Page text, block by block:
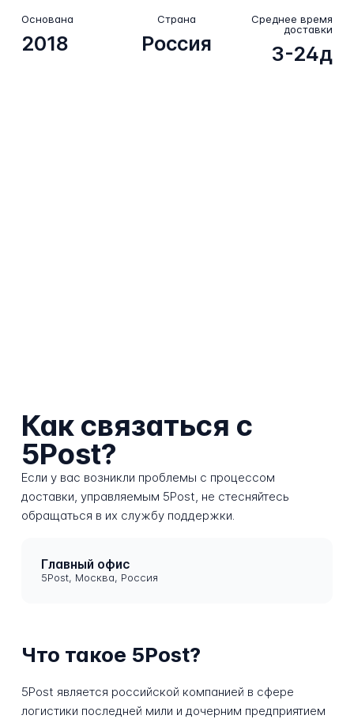
Основана
2018
Страна
Россия
Среднее время
доставки
3-24д
Как связаться с
5Post?
Если у вас возникли проблемы с процессом
доставки, управляемым 5Post, не стесняйтесь
обращаться в их службу поддержки.
Главный офис
5Post, Москва, Россия
Что такое 5Post?
5Post является российской компанией в сфере
логистики последней мили и дочерним предприятием